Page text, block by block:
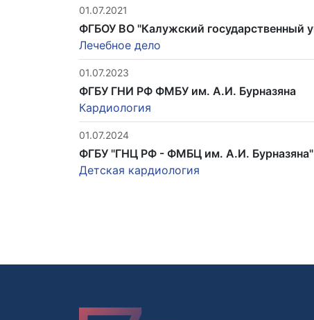
01.07.2021
ФГБОУ ВО "Калужский государственный
Лечебное дело
01.07.2023
ФГБУ ГНИ РФ ФМБУ им. А.И. Бурназяна
Кардиология
01.07.2024
ФГБУ "ГНЦ РФ - ФМБЦ им. А.И. Бурназяна"
Детская кардиология